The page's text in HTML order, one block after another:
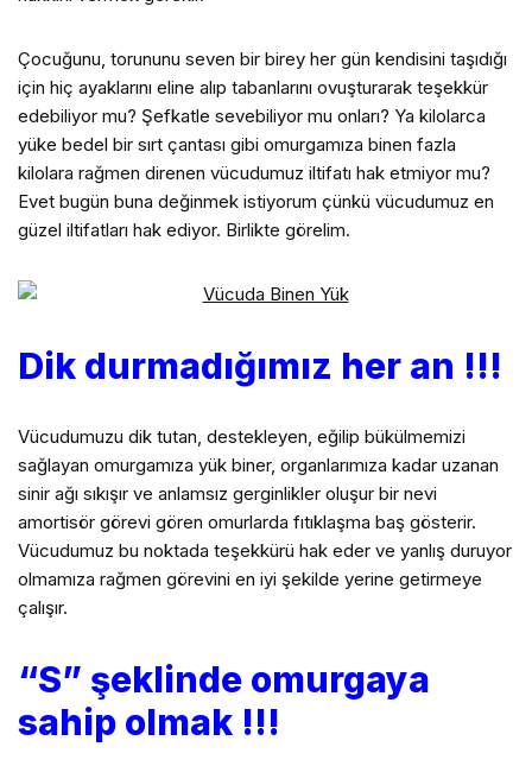
Çocuğunu, torununu seven bir birey her gün kendisini taşıdığı
için hiç ayaklarını eline alıp tabanlarını ovuşturarak teşekkür
edebiliyor mu? Şefkatle sevebiliyor mu onları? Ya kilolarca
yüke bedel bir sırt çantası gibi omurgamıza binen fazla
kilolara rağmen direnen vücudumuz iltifatı hak etmiyor mu?
Evet bugün buna değinmek istiyorum çünkü vücudumuz en
güzel iltifatları hak ediyor. Birlikte görelim.
Dik durmadığımız her an !!!
Vücudumuzu dik tutan, destekleyen, eğilip bükülmemizi
sağlayan omurgamıza yük biner, organlarımıza kadar uzanan
sinir ağı sıkışır ve anlamsız gerginlikler oluşur bir nevi
amortisör görevi gören omurlarda fıtıklaşma baş gösterir.
Vücudumuz bu noktada teşekkürü hak eder ve yanlış duruyor
olmamıza rağmen görevini en iyi şekilde yerine getirmeye
çalışır.
“S” şeklinde omurgaya
sahip olmak !!!